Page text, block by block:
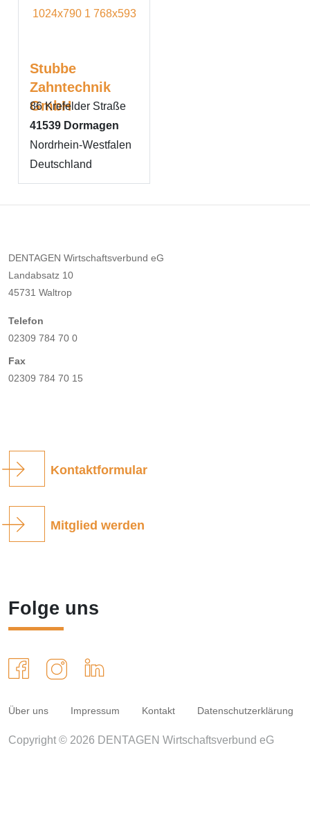
Stubbe
Zahntechnik
GmbH
86 Krefelder Straße
41539 Dormagen
Nordrhein-Westfalen
Deutschland
DENTAGEN Wirtschaftsverbund eG
Landabsatz 10
45731 Waltrop
Telefon
02309 784 70 0
Fax
02309 784 70 15
Kontaktformular
Mitglied werden
Folge uns
Über uns Impressum Kontakt Datenschutzerklärung
Copyright © 2026 DENTAGEN Wirtschaftsverbund eG